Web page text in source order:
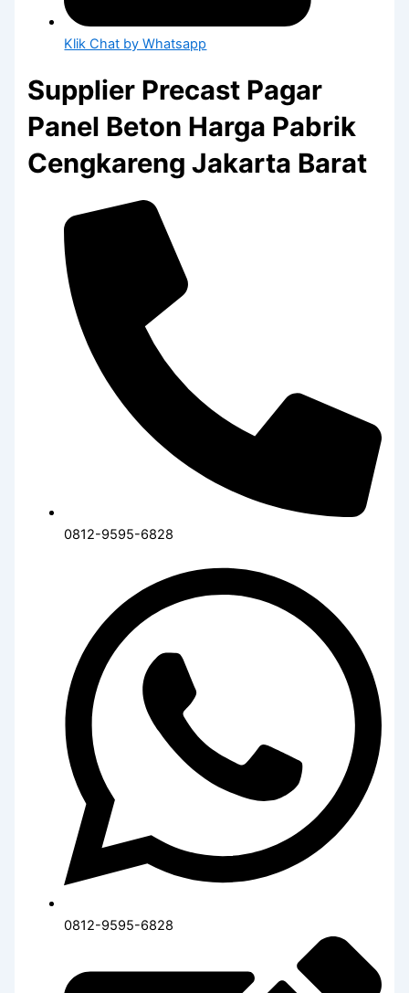
Klik Chat by Whatsapp
Supplier Precast Pagar
Panel Beton Harga Pabrik
Cengkareng Jakarta Barat
0812-9595-6828
0812-9595-6828